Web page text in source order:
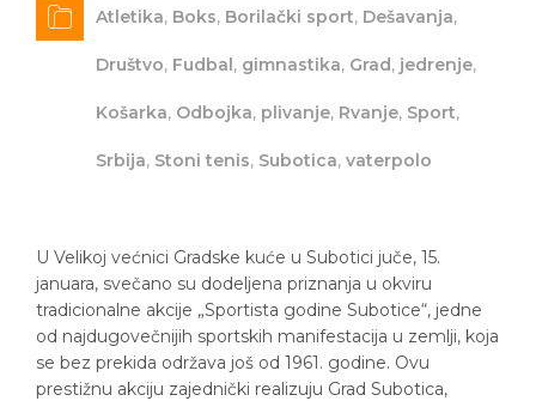
Atletika, Boks, Borilački sport, Dešavanja,
Društvo, Fudbal, gimnastika, Grad, jedrenje,
Košarka, Odbojka, plivanje, Rvanje, Sport,
Srbija, Stoni tenis, Subotica, vaterpolo
U Velikoj većnici Gradske kuće u Subotici juče, 15.
januara, svečano su dodeljena priznanja u okviru
tradicionalne akcije „Sportista godine Subotice“, jedne
od najdugovečnijih sportskih manifestacija u zemlji, koja
se bez prekida održava još od 1961. godine. Ovu
prestižnu akciju zajednički realizuju Grad Subotica,